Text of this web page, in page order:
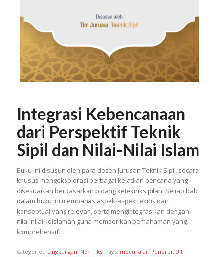
Integrasi Kebencanaan
dari Perspektif Teknik
Sipil dan Nilai-Nilai Islam
Buku ini disusun oleh para dosen Jurusan Teknik Sipil, secara
khusus mengeksplorasi berbagai kejadian bencana yang
disesuaikan berdasarkan bidang ketekniksipilan. Setiap bab
dalam buku ini membahas aspek-aspek teknis dan
konseptual yang relevan, serta mengintegrasikan dengan
nilai-nilai keislaman guna memberikan pemahaman yang
komprehensif.
Categories: Lingkungan, Non Fiksi Tags: modul ajar, Penerbit UII,